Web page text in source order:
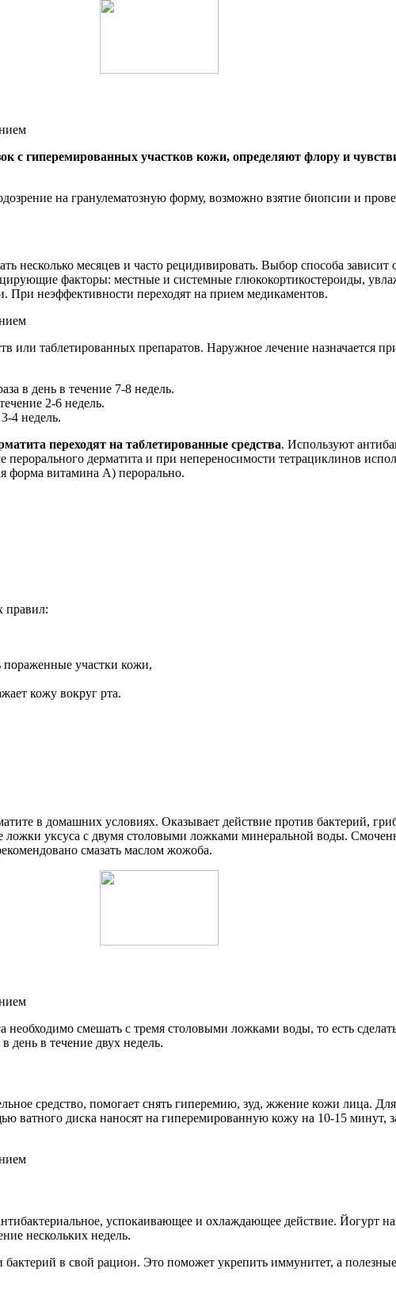
с гиперемированных участков кожи, определяют флору и
на гранулематозную форму, возможно взятие биопсии и
несколько месяцев и часто рецидивировать. Выбор способа
факторы: местные и системные глюкокортикостероиды,
При неэффективности переходят на прием медикаментов.
или таблетированных препаратов. Наружное лечение назначается
в день в течение 7-8 недель.
2-6 недель.
4 недель.
переходят на таблетированные средства. Используют
перорального дерматита и при непереносимости тетрациклинов
форма витамина А) перорально.
правил:
пораженные участки кожи,
кожу вокруг рта.
в домашних условиях. Оказывает действие против бактерий,
ложки уксуса с двумя столовыми ложками минеральной воды.
смазать маслом жожоба.
необходимо смешать с тремя столовыми ложками воды, то есть
день в течение двух недель.
средство, помогает снять гиперемию, зуд, жжение кожи лица.
ватного диска наносят на гиперемированную кожу на 10-15 минут,
успокаивающее и охлаждающее действие. Йогурт
нескольких недель.
в свой рацион. Это поможет укрепить иммунитет, а